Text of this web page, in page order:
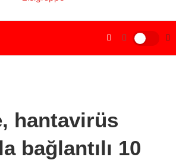
hantavirüs
bağlantılı 10